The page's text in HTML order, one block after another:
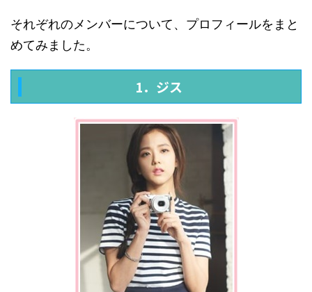
それぞれのメンバーについて、プロフィールをまと
めてみました。
1．ジス